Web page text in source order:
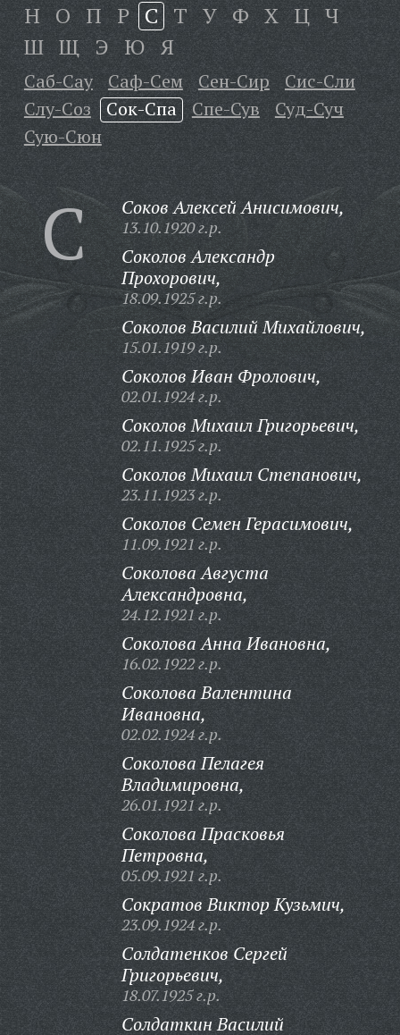
Н О П Р С Т У Ф Х Ц Ч
Ш Щ Э Ю Я
Саб-Сау Саф-Сем Сен-Сир
Сис-Сли
Слу-Соз
Сок-Спа Спе-Сув
Суд-Суч
Сую-Сюн
С Соков Алексей Анисимович,
13.10.1920 г.р.
Соколов Александр
Прохорович,
18.09.1925 г.р.
Соколов Василий Михайлович,
15.01.1919 г.р.
Соколов Иван Фролович,
02.01.1924 г.р.
Соколов Михаил Григорьевич,
02.11.1925 г.р.
Соколов Михаил Степанович,
23.11.1923 г.р.
Соколов Семен Герасимович,
11.09.1921 г.р.
Соколова Августа
Александровна,
24.12.1921 г.р.
Соколова Анна Ивановна,
16.02.1922 г.р.
Соколова Валентина
Ивановна,
02.02.1924 г.р.
Соколова Пелагея
Владимировна,
26.01.1921 г.р.
Соколова Прасковья
Петровна,
05.09.1921 г.р.
Сократов Виктор Кузьмич,
23.09.1924 г.р.
Солдатенков Сергей
Григорьевич,
18.07.1925 г.р.
Солдаткин Василий